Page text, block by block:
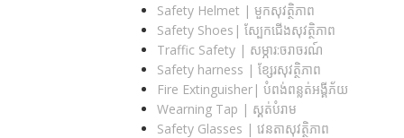
Safety Helmet | មួកសុវត្ថិភាព
Safety Shoes| ស្បែកជើងសុវត្ថិភាព
Traffic Safety​ | សម្ភារ:ចរាចរណ៍
Safety harness | ខ្សែរសុវត្ថិភាព
Fire Extinguisher| បំពង់ពន្លត់អង្គីភ័យ
Wearning Tap | ស្គត់បំរាម
Safety Glasses | វេនតាសុវត្ថិភាព